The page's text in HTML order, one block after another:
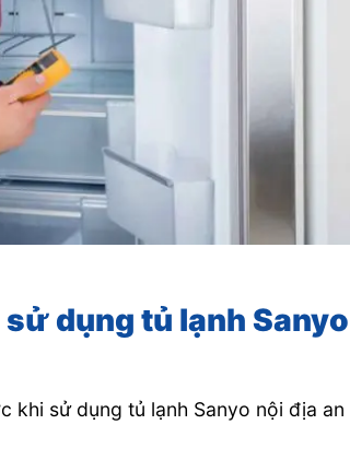
dụng tủ lạnh Sanyo
khi sử dụng tủ lạnh Sanyo nội địa an